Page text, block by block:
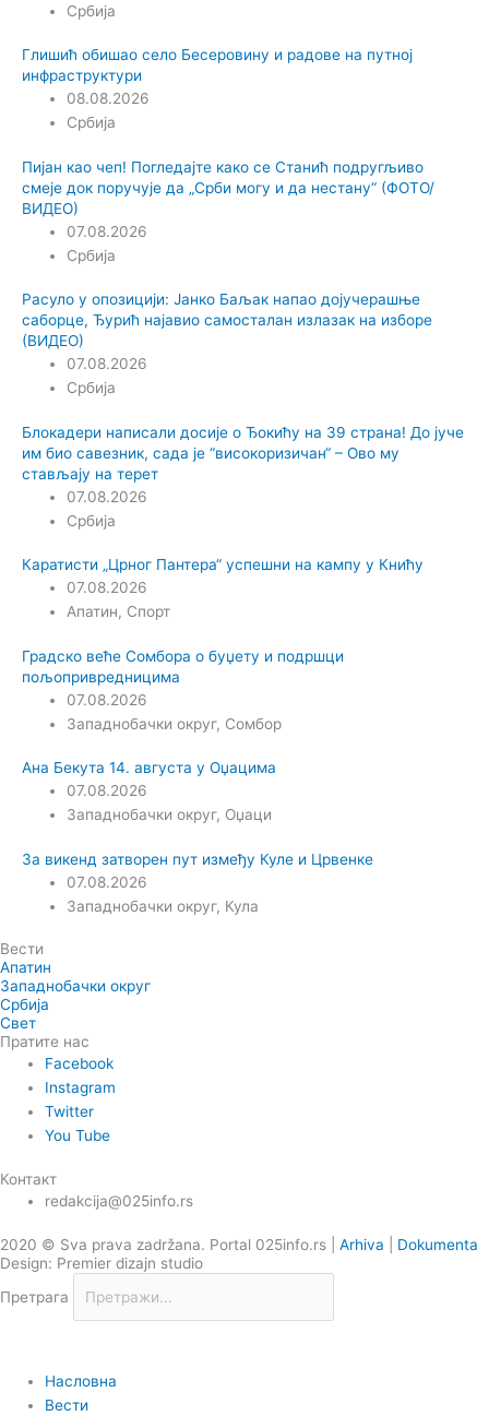
Србија
Глишић обишао село Бесеровину и радове на путној
инфраструктури
08.08.2026
Србија
Пијан као чеп! Погледајте како се Станић подругљиво
смеје док поручује да „Срби могу и да нестану“ (ФОТО/
ВИДЕО)
07.08.2026
Србија
Расуло у опозицији: Јанко Баљак напао дојучерашње
саборце, Ђурић најавио самосталан излазак на изборе
(ВИДЕО)
07.08.2026
Србија
Блокадери написали досије о Ђокићу на 39 страна! До јуче
им био савезник, сада је “високоризичан“ – Ово му
стављају на терет
07.08.2026
Србија
Каратисти „Црног Пантера“ успешни на кампу у Книћу
07.08.2026
Апатин, Спорт
Градско веће Сомбора о буџету и подршци
пољопривредницима
07.08.2026
Западнобачки округ, Сомбор
Ана Бекута 14. августа у Оџацима
07.08.2026
Западнобачки округ, Оџаци
За викенд затворен пут између Куле и Црвенке
07.08.2026
Западнобачки округ, Кула
Вести
Апатин
Западнобачки округ
Србија
Свет
Пратите нас
Facebook
Instagram
Twitter
You Tube
Контакт
redakcija@025info.rs
2020 © Sva prava zadržana. Portal 025info.rs | Arhiva
Dokumenta
Design: Premier dizajn studio
Претрага
Насловна
Вести